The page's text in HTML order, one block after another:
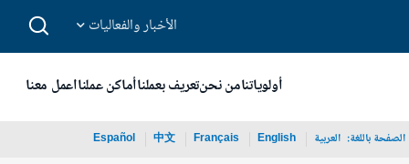
الأخبار والفعاليات
أولوياتنامن نحنتعريف بعملناأماكن عملنااعمل معنا
الصفحة باللغة: العربية English
Français
中文
Español